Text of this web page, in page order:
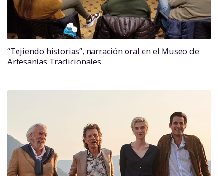
“Tejiendo historias”, narración oral en el Museo de
Artesanías Tradicionales